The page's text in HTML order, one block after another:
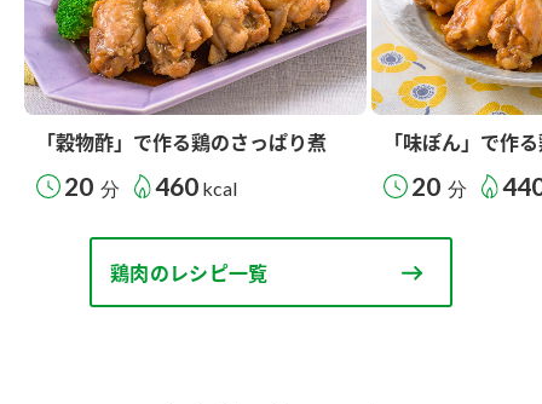
「穀物酢」で作る鶏のさっぱり煮
20 分 460 kcal
「味ぽん」で作
20 分
鶏肉のレシピ一覧